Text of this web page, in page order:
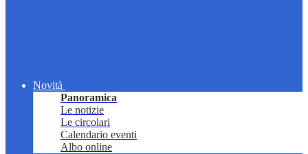
Novità
Panoramica
Le notizie
Le circolari
Calendario eventi
Albo online